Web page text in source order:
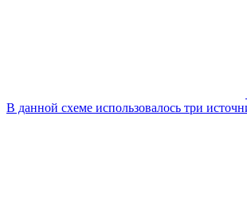
В данной схеме использовалось три